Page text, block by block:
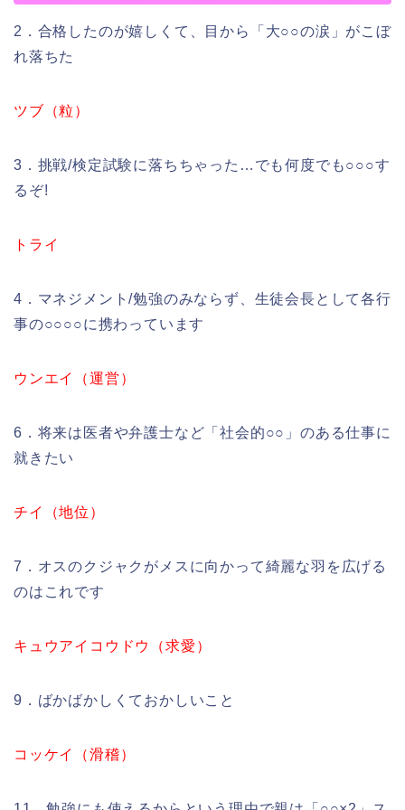
2．合格したのが嬉しくて、目から「大○○の涙」がこぼ
れ落ちた
ツブ（粒）
3．挑戦/検定試験に落ちちゃった…でも何度でも○○○す
るぞ!
トライ
4．マネジメント/勉強のみならず、生徒会長として各行
事の○○○○に携わっています
ウンエイ（運営）
6．将来は医者や弁護士など「社会的○○」のある仕事に
就きたい
チイ（地位）
7．オスのクジャクがメスに向かって綺麗な羽を広げる
のはこれです
キュウアイコウドウ（求愛）
9．ばかばかしくておかしいこと
コッケイ（滑稽）